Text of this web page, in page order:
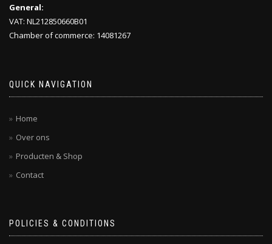
General:
VAT: NL212850660B01
Chamber of commerce: 14081267
QUICK NAVIGATION
Home
Over ons
Producten & Shop
Contact
POLICIES & CONDITIONS